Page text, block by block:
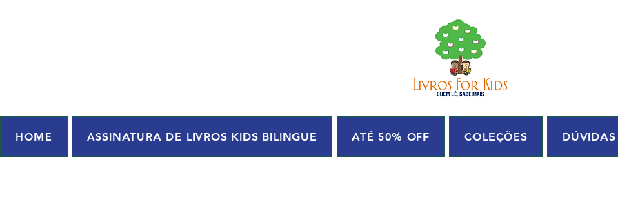
HOME ASSINATURA DE LIVROS KIDS BILINGUE ATÉ 50% OFF COLEÇÕES DÚVIDAS